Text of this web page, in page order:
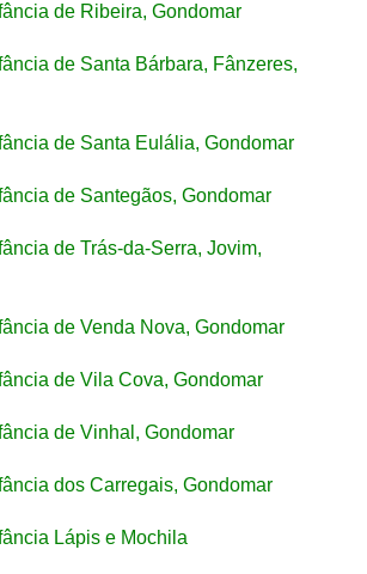
de Ribeira, Gondomar
de Santa Bárbara, Fânzeres,
de Santa Eulália, Gondomar
de Santegãos, Gondomar
de Trás-da-Serra, Jovim,
de Venda Nova, Gondomar
de Vila Cova, Gondomar
de Vinhal, Gondomar
dos Carregais, Gondomar
Lápis e Mochila